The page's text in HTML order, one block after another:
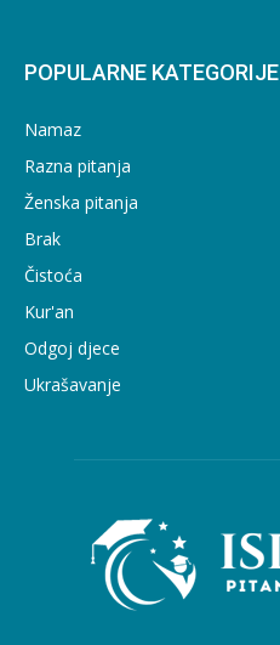
POPULARNE KATEGORIJE
Namaz
Razna pitanja
Ženska pitanja
Brak
Čistoća
Kur'an
Odgoj djece
Ukrašavanje